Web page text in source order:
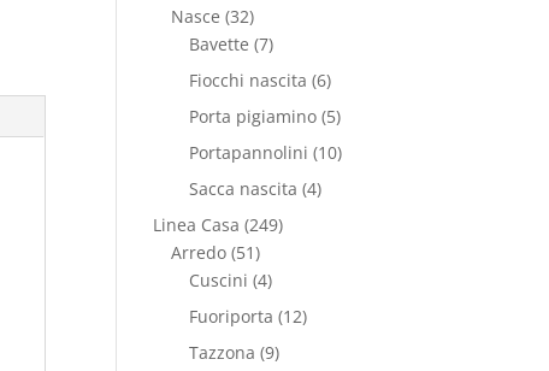
Nasce (32)
Bavette (7)
Fiocchi nascita (6)
Porta pigiamino (5)
Portapannolini (10)
Sacca nascita (4)
Linea Casa (249)
Arredo (51)
Cuscini (4)
Fuoriporta (12)
Tazzona (9)